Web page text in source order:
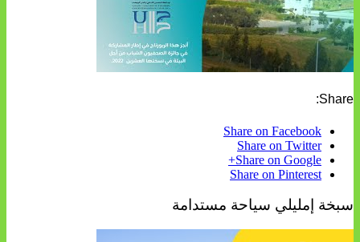
Share:
Share on Facebook
Share on Twitter
Share on Google+
Share on Pinterest
سبخة إمليلي سياحة مستدامة